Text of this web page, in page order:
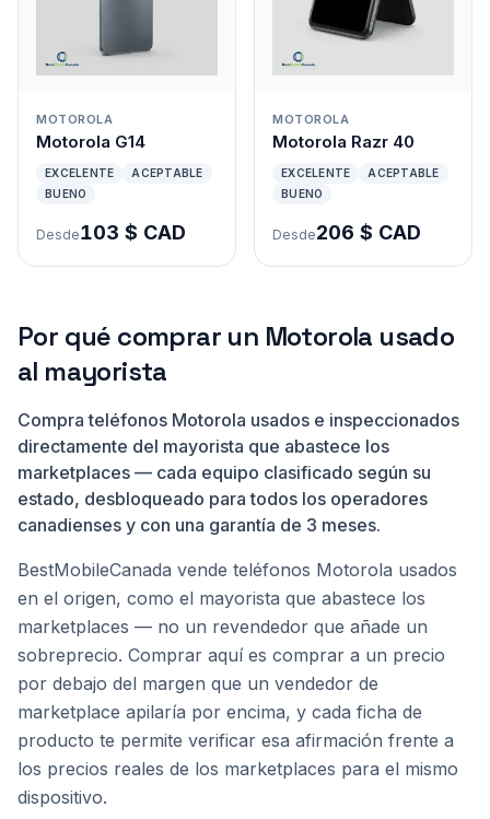
MOTOROLA
Motorola G14
EXCELENTE
ACEPTABLE
BUENO
Desde103 $ CAD
MOTOROLA
Motorola Razr 40
EXCELENTE
ACEPTABLE
BUENO
Desde206 $ CAD
Por qué comprar un Motorola usado
al mayorista
Compra teléfonos Motorola usados e inspeccionados
directamente del mayorista que abastece los
marketplaces — cada equipo clasificado según su
estado, desbloqueado para todos los operadores
canadienses y con una garantía de 3 meses.
BestMobileCanada vende teléfonos Motorola usados
en el origen, como el mayorista que abastece los
marketplaces — no un revendedor que añade un
sobreprecio. Comprar aquí es comprar a un precio
por debajo del margen que un vendedor de
marketplace apilaría por encima, y cada ficha de
producto te permite verificar esa afirmación frente a
los precios reales de los marketplaces para el mismo
dispositivo.